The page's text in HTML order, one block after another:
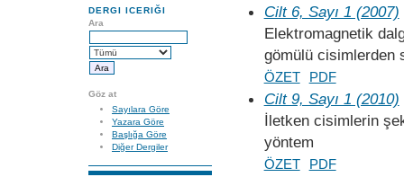
DERGI ICERIĞI
Ara
Göz at
Sayılara Göre
Yazara Göre
Başlığa Göre
Diğer Dergiler
Cilt 6, Sayı 1 (2007)
Elektromagnetik
gömülü cisimlerden
ÖZET PDF
Cilt 9, Sayı 1 (2010)
İletken cisimlerin
yöntem
ÖZET PDF